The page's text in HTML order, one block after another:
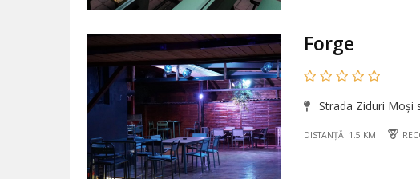
Forge
Strada Ziduri Moși
DISTANȚĂ: 1.5 KM